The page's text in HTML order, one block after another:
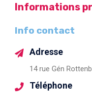
Informations
Info contact
Adresse
14 rue Gén
Téléphone